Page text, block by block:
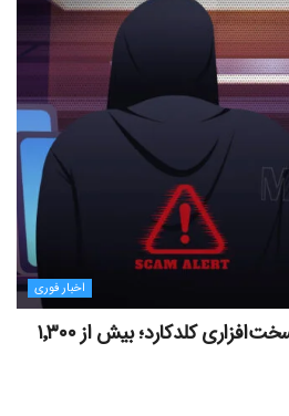
اخبار فوری
حمله هکرها به کیف پول سخت‌افزاری کلدکارد؛ بیش از ۱٬۳۰۰